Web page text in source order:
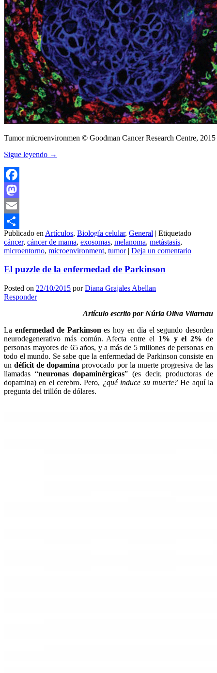
Tumor microenvironmen © Goodman Cancer Research Centre, 2015
Sigue leyendo →
Facebook
Mastodon
Email
Compartir
Publicado en Artículos, Biología celular, General | Etiquetado
cáncer, cáncer de mama, exosomas, melanoma, metástasis,
microentorno, microenvironment, tumor | Deja un comentario
El puzzle de la enfermedad de Parkinson
Posted on 22/10/2015 porDiana Grajales Abellan
Responder
Artículo escrito por Núria Oliva Vilarnau
La enfermedad de Parkinson es hoy en día el segundo desorden
neurodegenerativo más común. Afecta entre el 1% y el 2% de
personas mayores de 65 años, y a más de 5 millones de personas en
todo el mundo. Se sabe que la enfermedad de Parkinson consiste en
un déficit de dopamina provocado por la muerte progresiva de las
llamadas “neuronas dopaminérgicas” (es decir, productoras de
dopamina) en el cerebro. Pero, ¿qué induce su muerte?He aquí la
pregunta del trillón de dólares.